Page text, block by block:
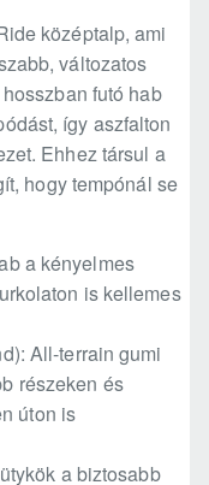
középtalp, ami
változatos
futó hab
így aszfalton
Ehhez társul a
hogy tempónál se
a kényelmes
is kellemes
All-terrain gumi
részeken és
úton is
a biztosabb